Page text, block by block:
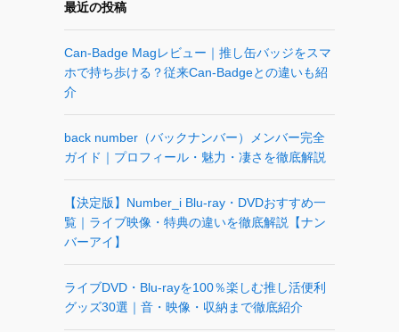
最近の投稿
Can-Badge Magレビュー｜推し缶バッジをスマ
ホで持ち歩ける？従来Can-Badgeとの違いも紹
介
back number（バックナンバー）メンバー完全
ガイド｜プロフィール・魅力・凄さを徹底解説
【決定版】Number_i Blu-ray・DVDおすすめ一
覧｜ライブ映像・特典の違いを徹底解説【ナン
バーアイ】
ライブDVD・Blu-rayを100％楽しむ推し活便利
グッズ30選｜音・映像・収納まで徹底紹介